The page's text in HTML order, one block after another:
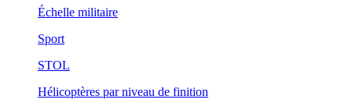
Échelle militaire
Sport
STOL
Hélicoptères par niveau de finition